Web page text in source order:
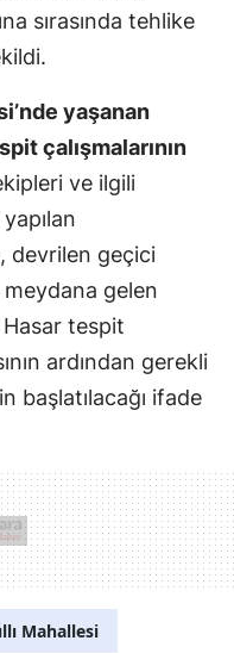
sırasında tehlike
yaşanan
çalışmalarının
ve ilgili
devrilen geçici
meydana gelen
Hasar tespit
ardından gerekli
başlatılacağı ifade
Mahallesi